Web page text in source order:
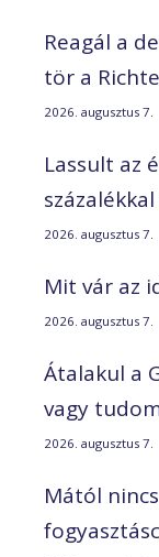
Reagál a
tör a
2026. augusztus 7.
Lassult az
2026. augusztus 7.
Mit vár az
2026. augusztus 7.
Átalakul a
vagy
2026. augusztus 7.
Mától